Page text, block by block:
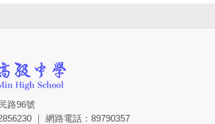
路96號
｜ 網路電話：89790357